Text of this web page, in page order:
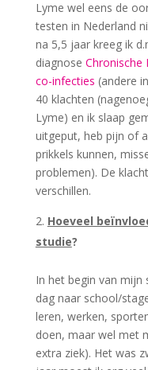
Lyme wel eens de
testen in Nederland
na 5,5 jaar kreeg ik
diagnose Chronische
co-infecties (andere
40 klachten
Lyme) en ik slaap
uitgeput, heb pijn of
prikkels kunnen,
problemen). De
verschillen.
Hoeveel
studie?
In het begin van mijn
dag naar school/
leren, werken,
doen, maar wel met
extra ziek). Het was